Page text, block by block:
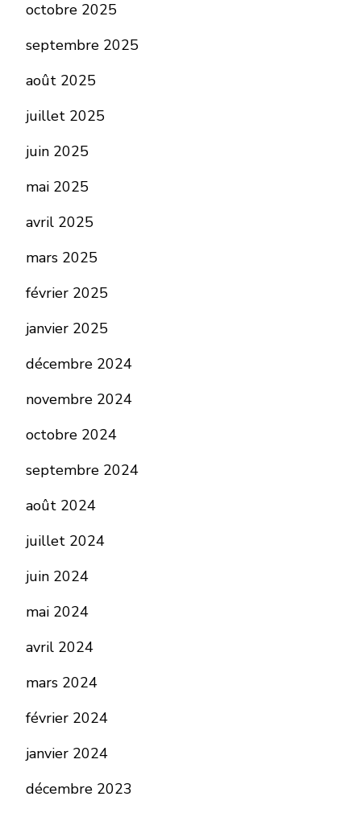
octobre 2025
septembre 2025
août 2025
juillet 2025
juin 2025
mai 2025
avril 2025
mars 2025
février 2025
janvier 2025
décembre 2024
novembre 2024
octobre 2024
septembre 2024
août 2024
juillet 2024
juin 2024
mai 2024
avril 2024
mars 2024
février 2024
janvier 2024
décembre 2023